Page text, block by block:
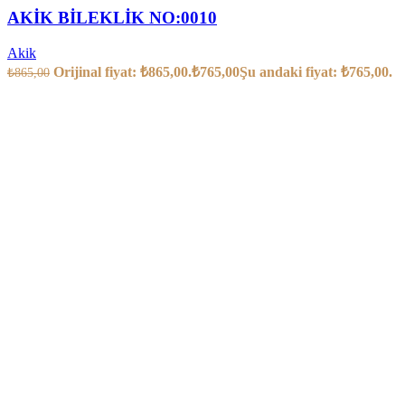
AKİK BİLEKLİK NO:0010
Akik
₺865,00 Orijinal fiyat: ₺865,00.₺765,00Şu andaki fiyat: ₺765,00.